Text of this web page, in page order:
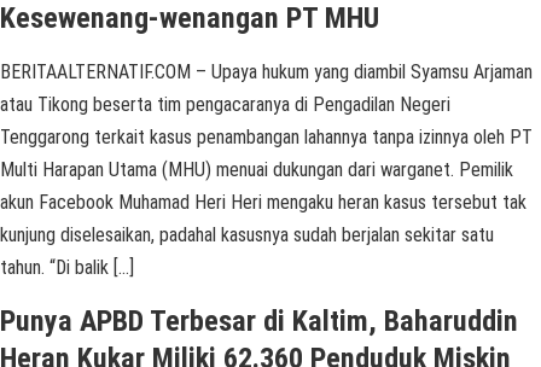
Kesewenang-wenangan PT MHU
BERITAALTERNATIF.COM – Upaya hukum yang diambil Syamsu Arjaman
atau Tikong beserta tim pengacaranya di Pengadilan Negeri
Tenggarong terkait kasus penambangan lahannya tanpa izinnya oleh PT
Multi Harapan Utama (MHU) menuai dukungan dari warganet. Pemilik
akun Facebook Muhamad Heri Heri mengaku heran kasus tersebut tak
kunjung diselesaikan, padahal kasusnya sudah berjalan sekitar satu
tahun. “Di balik […]
Punya APBD Terbesar di Kaltim, Baharuddin
Heran Kukar Miliki 62.360 Penduduk Miskin